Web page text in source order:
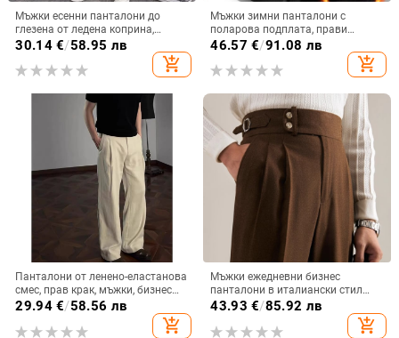
Мъжки есенни панталони до
глезена от ледена коприна,
ежедневни, универсални, модни, с
велкро покритие, Harlan Student's
Small Western Pants
30.14€/58.95 лв
add_shopping_cart
Мъжки зимни панталони с
поларова подплата, прави
крачоли, с колан, за мъже на
средна възраст, еластична
материя
46.57 €/91.08 лв
add_shopping_cart
Панталони от ленено-еластанова
смес, прав крак, мъжки, бизнес
формал
29.94€/58.56 лв
add_shopping_cart
Мъжки ежедневни бизнес
панталони в италиански стил
Неапол, есенни и зимни, с висока
талия, прави, с нисък размер,
висококачествени панталони за
43.93 €/85.92 лв
add_shopping_cart